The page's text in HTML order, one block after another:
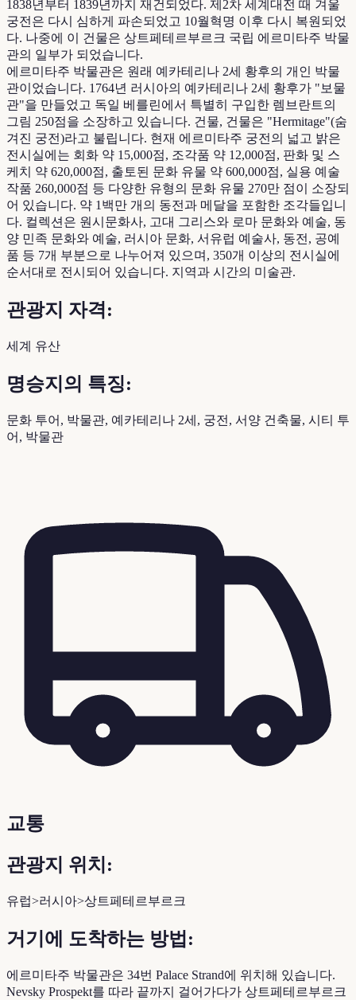
1838년부터 1839년까지 재건되었다. 제2차 세계대전 때 겨울
궁전은 다시 심하게 파손되었고 10월혁명 이후 다시 복원되었
다. 나중에 이 건물은 상트페테르부르크 국립 에르미타주 박물
관의 일부가 되었습니다.
에르미타주 박물관은 원래 예카테리나 2세 황후의 개인 박물
관이었습니다. 1764년 러시아의 예카테리나 2세 황후가 "보물
관"을 만들었고 독일 베를린에서 특별히 구입한 렘브란트의
그림 250점을 소장하고 있습니다. 건물, 건물은 "Hermitage"(숨
겨진 궁전)라고 불립니다. 현재 에르미타주 궁전의 넓고 밝은
전시실에는 회화 약 15,000점, 조각품 약 12,000점, 판화 및 스
케치 약 620,000점, 출토된 문화 유물 약 600,000점, 실용 예술
작품 260,000점 등 다양한 유형의 문화 유물 270만 점이 소장되
어 있습니다. 약 1백만 개의 동전과 메달을 포함한 조각들입니
다. 컬렉션은 원시문화사, 고대 그리스와 로마 문화와 예술, 동
양 민족 문화와 예술, 러시아 문화, 서유럽 예술사, 동전, 공예
품 등 7개 부분으로 나누어져 있으며, 350개 이상의 전시실에
순서대로 전시되어 있습니다. 지역과 시간의 미술관.
관광지 자격:
세계 유산
명승지의 특징:
문화 투어, 박물관, 예카테리나 2세, 궁전, 서양 건축물, 시티 투
어, 박물관
교통
관광지 위치:
유럽>러시아>상트페테르부르크
거기에 도착하는 방법:
에르미타주 박물관은 34번 Palace Strand에 위치해 있습니다.
Nevsky Prospekt를 따라 끝까지 걸어가다가 상트페테르부르크